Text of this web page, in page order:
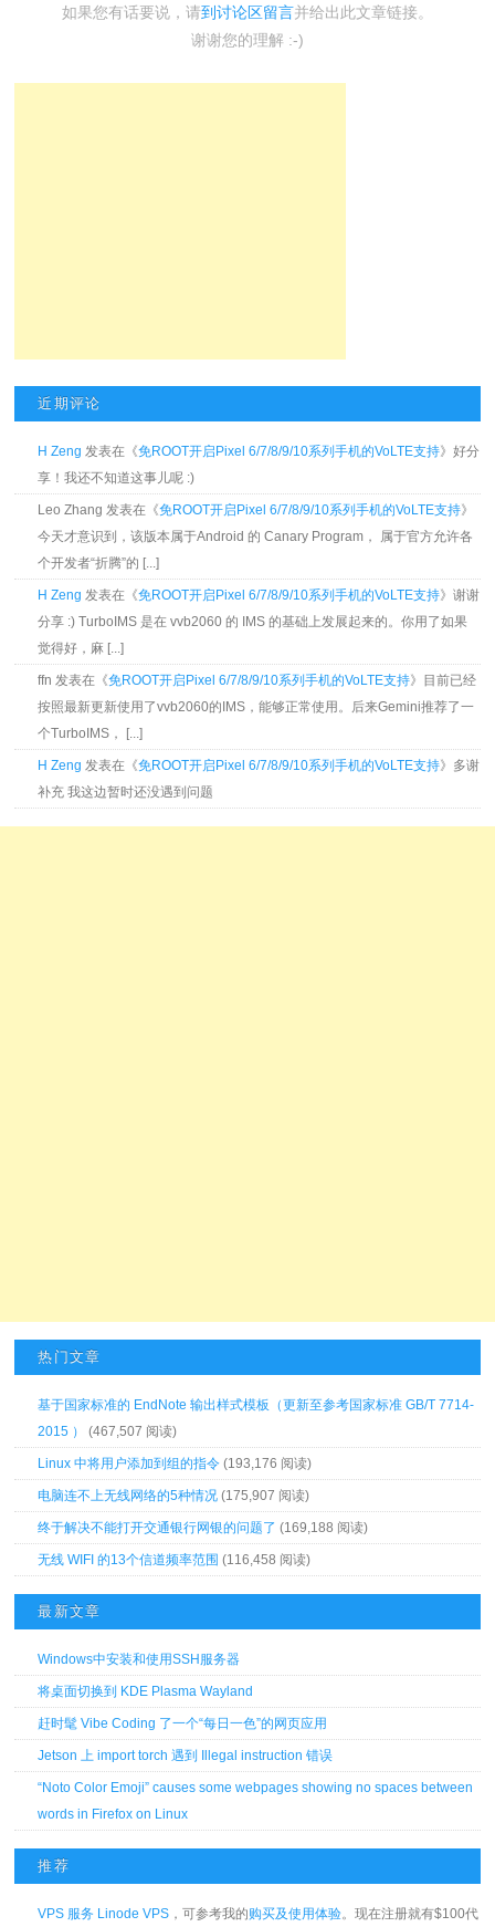
如果您有话要说，请到讨论区留言并给出此文章链接。
谢谢您的理解 :-)
近期评论
H Zeng 发表在《免ROOT开启Pixel 6/7/8/9/10系列手机的VoLTE支持》好分
享！我还不知道这事儿呢 :)
Leo Zhang 发表在《免ROOT开启Pixel 6/7/8/9/10系列手机的VoLTE支持》
今天才意识到，该版本属于Android 的 Canary Program， 属于官方允许各
个开发者“折腾”的 [...]
H Zeng 发表在《免ROOT开启Pixel 6/7/8/9/10系列手机的VoLTE支持》谢谢
分享 :) TurboIMS 是在 vvb2060 的 IMS 的基础上发展起来的。你用了如果
觉得好，麻 [...]
ffn 发表在《免ROOT开启Pixel 6/7/8/9/10系列手机的VoLTE支持》目前已经
按照最新更新使用了vvb2060的IMS，能够正常使用。后来Gemini推荐了一
个TurboIMS， [...]
H Zeng 发表在《免ROOT开启Pixel 6/7/8/9/10系列手机的VoLTE支持》多谢
补充 我这边暂时还没遇到问题
热门文章
基于国家标准的 EndNote 输出样式模板（更新至参考国家标准 GB/T 7714-
2015 ）
(467,507 阅读)
Linux 中将用户添加到组的指令 (193,176 阅读)
电脑连不上无线网络的5种情况 (175,907 阅读)
终于解决不能打开交通银行网银的问题了 (169,188 阅读)
无线 WIFI 的13个信道频率范围 (116,458 阅读)
最新文章
Windows中安装和使用SSH服务器
将桌面切换到 KDE Plasma Wayland
赶时髦 Vibe Coding 了一个“每日一色”的网页应用
Jetson 上 import torch 遇到 Illegal instruction 错误
“Noto Color Emoji” causes some webpages showing no spaces between
words in Firefox on Linux
推荐
VPS 服务 Linode VPS ，可参考我的购买及使用体验。现在注册就有$100代